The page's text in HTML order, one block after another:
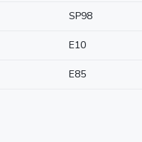
SP98
E10
E85